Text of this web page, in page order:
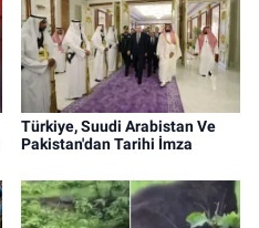
Türkiye, Suudi Arabistan Ve
Pakistan'dan Tarihi İmza